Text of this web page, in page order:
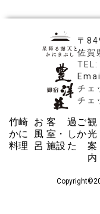
〒
佐賀
チ
チェ
竹崎
かに
料理
お
風
呂
客
室・
施設
過ご
しか
た
観
光
案
内